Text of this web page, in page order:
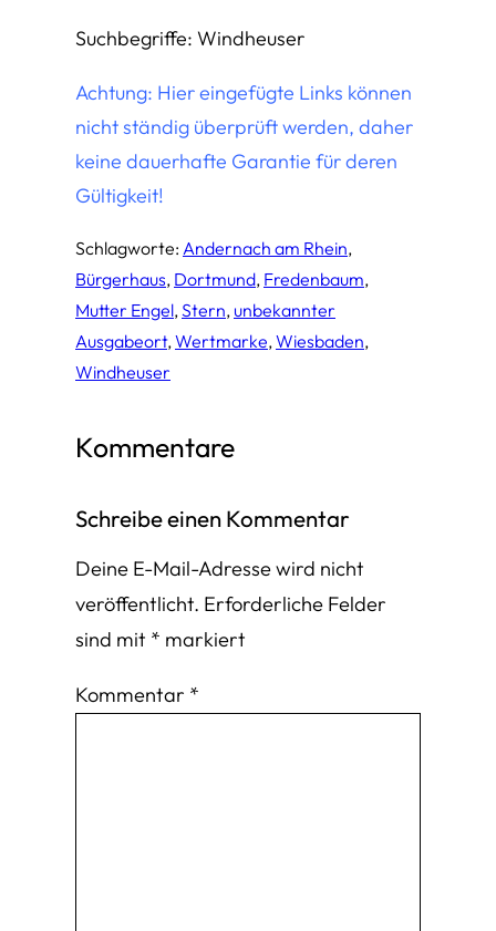
Suchbegriffe: Windheuser
Achtung: Hier eingefügte Links können
nicht ständig überprüft werden, daher
keine dauerhafte Garantie für deren
Gültigkeit!
Schlagworte: Andernach am Rhein
Bürgerhaus, Dortmund, Fredenbaum
Mutter Engel, Stern, unbekannter
Ausgabeort, Wertmarke, Wiesbaden
Windheuser
Kommentare
Schreibe einen Kommentar
Deine E-Mail-Adresse wird nicht
veröffentlicht. Erforderliche Felder
sind mit * markiert
Kommentar *